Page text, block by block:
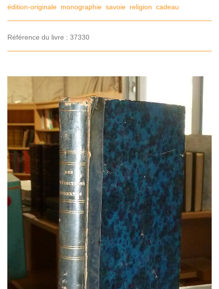
édition-originale monographie savoie religion cadeau
Référence du livre : 37330